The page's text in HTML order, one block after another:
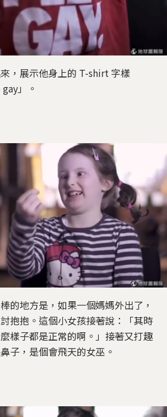
，展示他身上的 T-shirt 字樣
」。
的地方是，如果一個媽媽外出了，
抱抱。這個小女孩接著說：「其時
樣子都是正常的啊。」接著又打趣
子，是個會飛天的女巫。